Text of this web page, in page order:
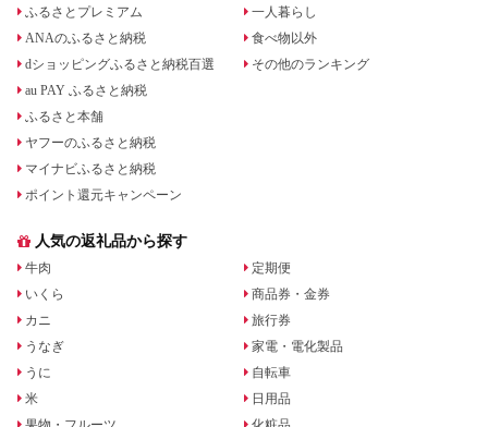
ふるさとプレミアム
ANAのふるさと納税
dショッピングふるさと納税百選
au PAY ふるさと納税
ふるさと本舗
ヤフーのふるさと納税
マイナビふるさと納税
ポイント還元キャンペーン
一人暮らし
食べ物以外
その他のランキング
人気の返礼品から探す
牛肉
いくら
カニ
うなぎ
うに
米
定期便
商品券・金券
旅行券
家電・電化製品
自転車
日用品